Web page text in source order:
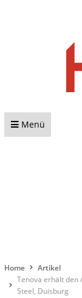
Menü
Home
Artikel
Tenova erhält den
Steel, Duisburg